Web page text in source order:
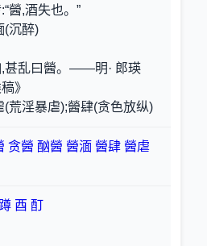
醟,酒失也。”
(沉醉)
,甚乱曰醟。——明· 郎瑛
》
(荒淫暴虐);醟肆(贪色放纵)
贪醟 酗醟 醟湎 醟肆 醟虐
蹲 酉 酊